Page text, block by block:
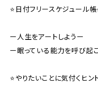
⭐️日付フリースケジュール帳
ー人生をアートしようー
ー眠っている能力を呼び起
⭐️やりたいことに気付くヒン